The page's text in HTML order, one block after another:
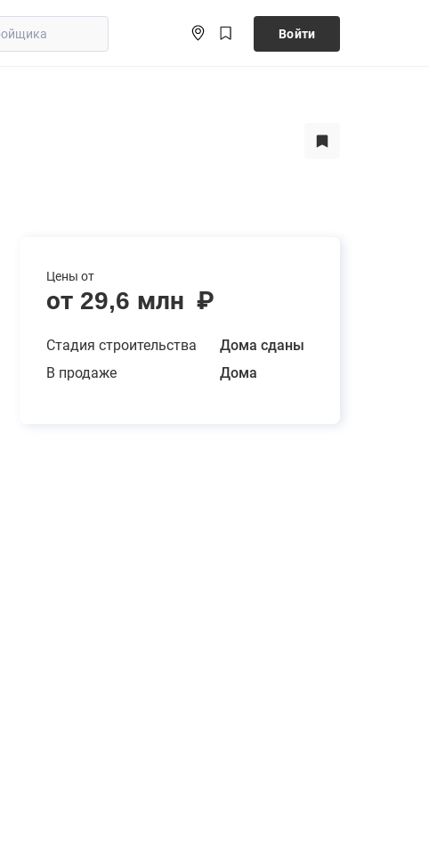
Войти
Цены от
от 29,6 млн ₽
Стадия строительства
Дома сданы
В продаже
Дома